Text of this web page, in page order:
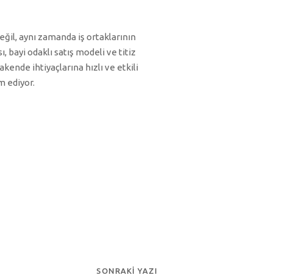
aynı zamanda iş ortaklarının
bayi odaklı satış modeli ve titiz
ihtiyaçlarına hızlı ve etkili
ediyor.
SONRAKI YAZI